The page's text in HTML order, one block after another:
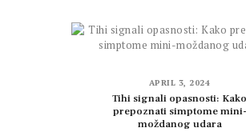
APRIL 3, 2024
Tihi signali opasnosti: Kako
prepoznati simptome mini-
moždanog udara